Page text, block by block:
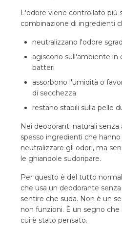
L'odore viene controllato più
combinazione di ingredienti
neutralizzano l'odore
agiscono sull'ambiente in
batteri
assorbono l'umidità o
di secchezza
restano stabili sulla pelle
Nei deodoranti naturali senza
spesso ingredienti che
neutralizzare gli odori, ma
le ghiandole sudoripare.
Per questo è del tutto
che usa un deodorante
sentire che suda. Non è un
non funzioni. È un segno
cui è stato pensato.